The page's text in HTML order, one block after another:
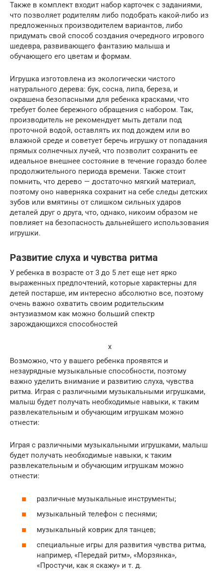
Также в комплект входит набор карточек с заданиями,
что позволяет родителям либо подобрать какой-либо из
предложенных производителем вариантов, либо
придумать свой способ создания очередного игрового
шедевра, развивающего фантазию малыша и
обучающего его цветам и формам.
Игрушка изготовлена из экологически чистого
натурального дерева: бук, сосна, липа, береза, и
окрашена безопасными для ребенка красками, что
требует более бережного обращения с набором. Так,
производитель не рекомендует мыть детали под
проточной водой, оставлять их под дождем или во
влажной среде и советует беречь игрушку от попадания
прямых солнечных лучей, что позволит сохранить ее
идеальное внешнее состояние в течение гораздо более
продолжительного периода времени. Также стоит
помнить, что дерево — достаточно мягкий материал,
поэтому оно наверняка сохранит на себе следы детских
зубов или вмятины от слишком сильных ударов
деталей друг о друга, что, однако, никоим образом не
повлияет на безопасность дальнейшего использования
игрушки.
Развитие слуха и чувства ритма
У ребенка в возрасте от 3 до 5 лет еще нет ярко
выраженных предпочтений, которые характерны для
детей постарше, им интересно абсолютно все, поэтому
очень важно охватить своим родительским
энтузиазмом как можно больший спектр
зарождающихся способностей
x
Возможно, что у вашего ребенка проявятся и
незаурядные музыкальные способности, поэтому
важно уделить внимание и развитию слуха, чувства
ритма. Играя с различными музыкальными игрушками,
малыш будет получать необходимые навыки, к таким
развлекательным и обучающим игрушкам можно
отнести:
Играя с различными музыкальными игрушками, малыш
будет получать необходимые навыки, к таким
развлекательным и обучающим игрушкам можно
отнести:
различные музыкальные инструменты;
музыкальный телефон с песнями;
музыкальный коврик для танцев;
специальные игры для развития чувства ритма,
например, «Передай ритм», «Морзянка»,
«Простучи, как я скажу» и т. д.